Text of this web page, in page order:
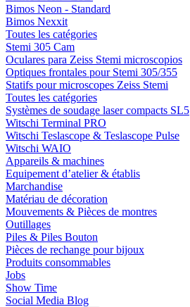
Bimos Neon - Standard
Bimos Nexxit
Toutes les catégories
Stemi 305 Cam
Oculares para Zeiss Stemi microscopios
Optiques frontales pour Stemi 305/355
Statifs pour microscopes Zeiss Stemi
Toutes les catégories
Systèmes de soudage laser compacts SL5
Witschi Terminal PRO
Witschi Teslascope & Teslascope Pulse
Witschi WAIO
Appareils & machines
Equipement d’atelier & établis
Marchandise
Matériau de décoration
Mouvements & Pièces de montres
Outillages
Piles & Piles Bouton
Pièces de rechange pour bijoux
Produits consommables
Jobs
Show Time
Social Media Blog